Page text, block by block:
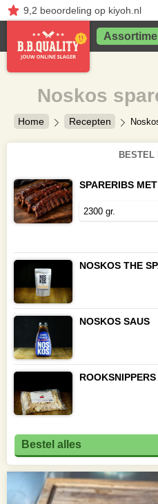
9,2 beoordelingop kiyoh.nl
Home Recepten
Noskos
BESTEL
SPARERIBS
NOSKOS THE
NOSKOS SAUS
Bestel alles